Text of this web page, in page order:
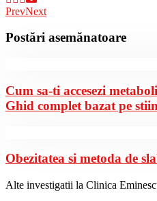
PrevNext
Postări asemănatoare
Cum sa-ti accesezi
Ghid complet bazat pe
Obezitatea si metoda de
Alte investigatii la Clinica